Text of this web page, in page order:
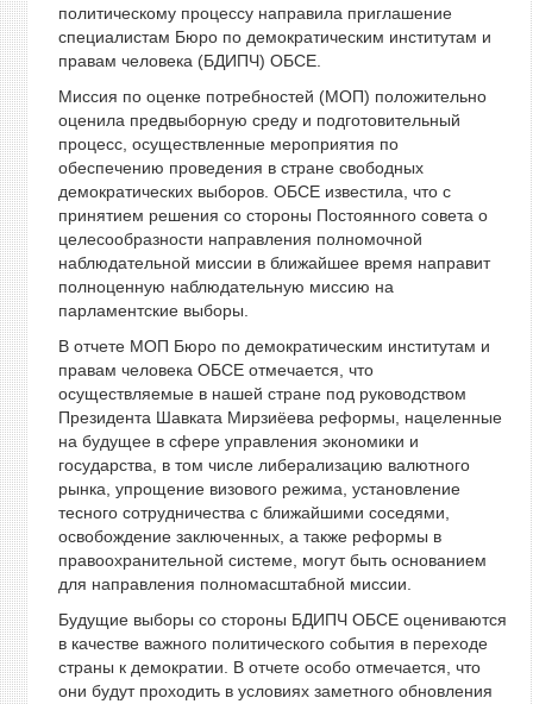
политическому процессу направила приглашение
специалистам Бюро по демократическим институтам и
правам человека (БДИПЧ) ОБСЕ.
Миссия по оценке потребностей (МОП) положительно
оценила предвыборную среду и подготовительный
процесс, осуществленные мероприятия по
обеспечению проведения в стране свободных
демократических выборов. ОБСЕ известила, что с
принятием решения со стороны Постоянного совета о
целесообразности направления полномочной
наблюдательной миссии в ближайшее время направит
полноценную наблюдательную миссию на
парламентские выборы.
В отчете МОП Бюро по демократическим институтам и
правам человека ОБСЕ отмечается, что
осуществляемые в нашей стране под руководством
Президента Шавката Мирзиёева реформы, нацеленные
на будущее в сфере управления экономики и
государства, в том числе либерализацию валютного
рынка, упрощение визового режима, установление
тесного сотрудничества с ближайшими соседями,
освобождение заключенных, а также реформы в
правоохранительной системе, могут быть основанием
для направления полномасштабной миссии.
Будущие выборы со стороны БДИПЧ ОБСЕ оцениваются
в качестве важного политического события в переходе
страны к демократии. В отчете особо отмечается, что
они будут проходить в условиях заметного обновления